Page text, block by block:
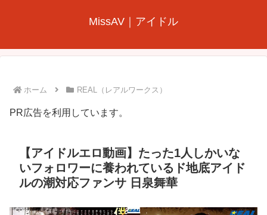
MissAV｜アイドル
ホーム REAL（レアルワークス）
PR広告を利用しています。
【アイドルエロ動画】たった1人しかいな
いフォロワーに養われているド地底アイド
ルの潮対応ファンサ 日泉舞華